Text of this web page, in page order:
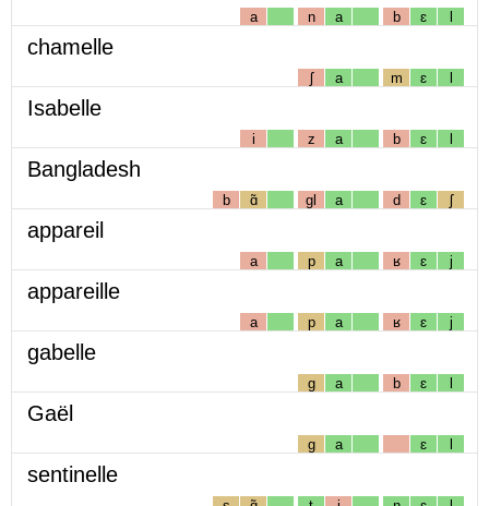
a n a b ɛ l
chamelle
ʃ a m ɛ l
Isabelle
i z a b ɛ l
Bangladesh
b ɑ̃ gl a d ɛ ʃ
appareil
a p a ʁ ɛ j
appareille
a p a ʁ ɛ j
gabelle
g a b ɛ l
Gaël
g a ɛ l
sentinelle